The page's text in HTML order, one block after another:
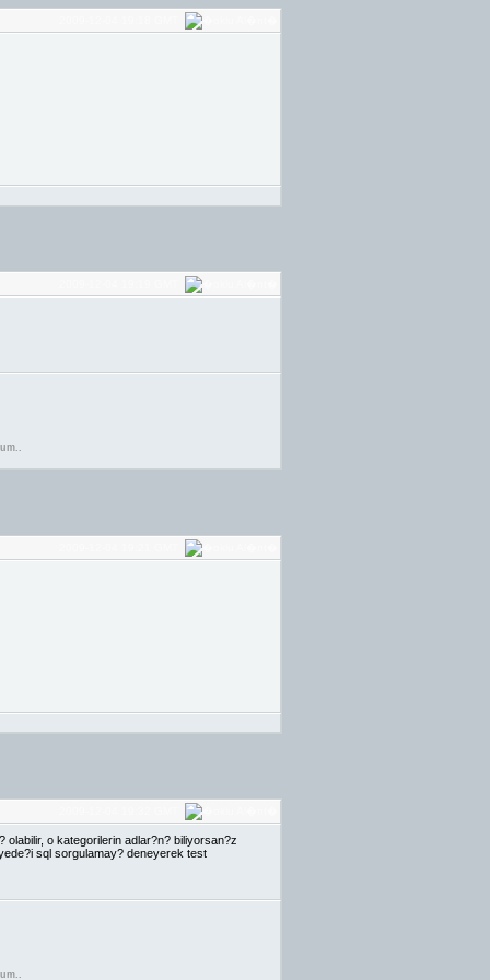
o kategorilerin adlar?n? biliyorsan?z
sql sorgulamay? deneyerek test